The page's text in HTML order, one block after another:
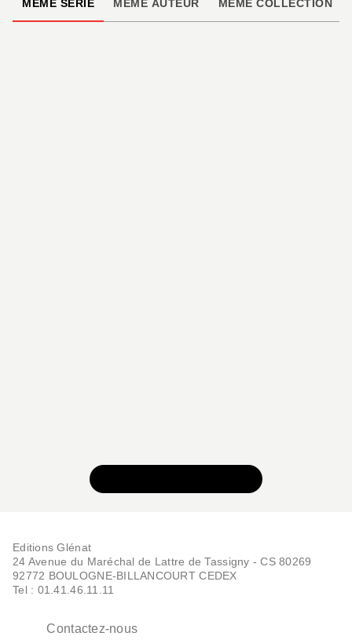
MÊME SÉRIE MÊME AUTEUR MÊME COLLECTION
Editions Glénat
24 Avenue du Maréchal de Lattre de Tassigny - CS 80269
92772 BOULOGNE-BILLANCOURT CEDEX
Tel : 01.41.46.11.11
Contactez-nous